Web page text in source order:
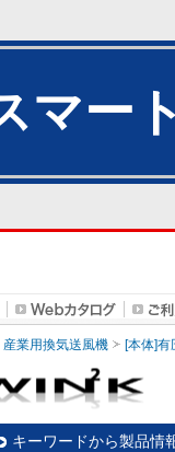
マー
産業用換気送風機 [本体]有
キーワードから製品情